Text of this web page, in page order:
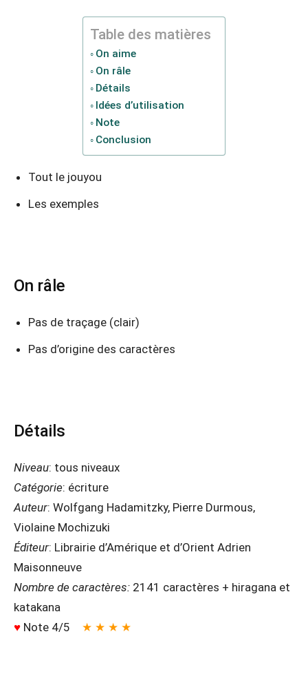
Table des matières
On aime
On râle
Détails
Idées d’utilisation
Note
Conclusion
Tout le jouyou
Les exemples
On râle
Pas de traçage (clair)
Pas d’origine des caractères
Détails
Niveau: tous niveaux
Catégorie: écriture
Auteur: Wolfgang Hadamitzky, Pierre Durmous,
Violaine Mochizuki
Éditeur: Librairie d’Amérique et d’Orient Adrien
Maisonneuve
Nombre de caractères: 2141 caractères + hiragana et
katakana
♥ Note 4/5 ★ ★ ★ ★